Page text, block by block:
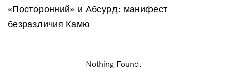
«Посторонний» и Абсурд: манифест
безразличия Камю
Nothing Found.